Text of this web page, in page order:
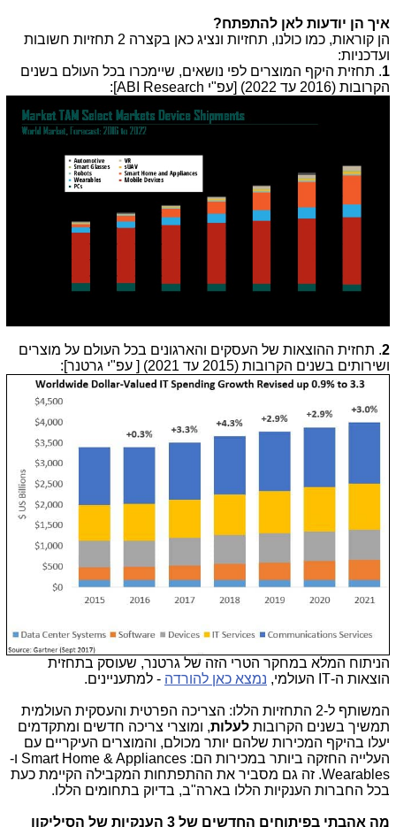
איך הן יודעות לאן להתפתח?
הן קוראות, כמו כולנו, תחזיות ונציג כאן בקצרה 2 תחזיות חשובות
ועדכניות:
1. תחזית היקף המוצרים לפי נושאים, שיימכרו בכל העולם בשנים
הקרובות (2016 עד 2022) [עפ"י ABI Research]:
2. תחזית ההוצאות של העסקים והארגונים בכל העולם על מוצרים
ושירותים בשנים הקרובות (2015 עד 2021) [ עפ"י גרטנר]:
הניתוח המלא במחקר הטרי הזה של גרטנר, שעוסק בתחזית
הוצאות ה-IT העולמי,
נמצא כאן להורדה - למתעניינים.
המשותף ל-2 התחזיות הללו: הצריכה הפרטית והעסקית העולמית
תמשיך בשנים הקרובות לעלות, ומוצרי צריכה חדשים ומתקדמים
יעלו בהיקף המכירות שלהם יותר מכולם, והמוצרים העיקריים עם
העלייה החזקה ביותר במכירות הם: Smart Home & Appliances ו-
Wearables. זה גם מסביר את ההתפתחות המקבילה הקיימת כעת
בכל החברות הענקיות הללו בארה"ב, בדיוק בתחומים הללו.
מה אהבתי בפיתוחים החדשים של 3 הענקיות של הסיליקון